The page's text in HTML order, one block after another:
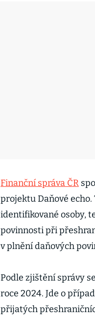
Finanční správa ČR
projektu Daňové
identifikované osoby,
povinnosti při
v plnění daňových
Podle zjištění správy
roce 2024. Jde o
přijatých